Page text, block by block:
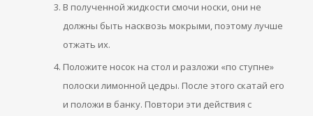
В полученной жидкости смочи носки, они не
должны быть насквозь мокрыми, поэтому лучше
отжать их.
Положите носок на стол и разложи «по ступне»
полоски лимонной цедры. После этого скатай его
и положи в банку. Повтори эти действия с